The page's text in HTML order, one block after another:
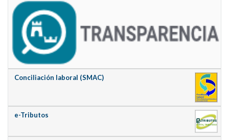
Conciliación laboral (SMAC)
e-Tributos